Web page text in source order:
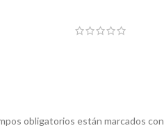
obligatorios están marcados con